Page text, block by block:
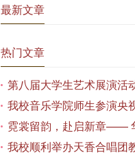
最新文章
热门文章
我校顺利举办天香合唱团